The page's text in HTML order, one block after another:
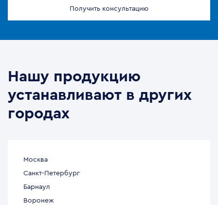
Получить консультацию
Нашу продукцию
устанавливают в других
городах
Москва
Санкт-Петербург
Барнаул
Воронеж